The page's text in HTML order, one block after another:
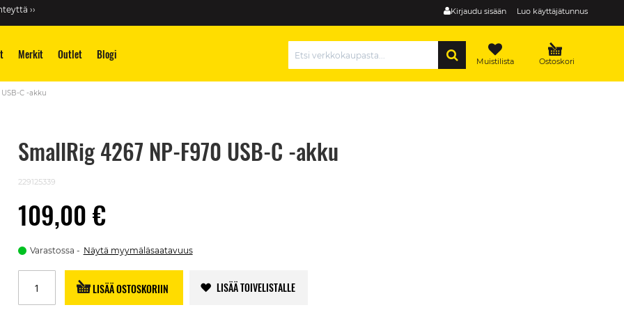
Kirjaudu sisään Luo käyttäjätunnus
››
Merkit Outlet Blogi Ostoskori
Muistilista
C -akku
SmallRig 4267 NP-F970 USB-C -akku
229125339
109,00 €
Varastossa Näytä myymäläsaatavuus
LISÄÄ OSTOSKORIIN LISÄÄ TOIVELISTALLE